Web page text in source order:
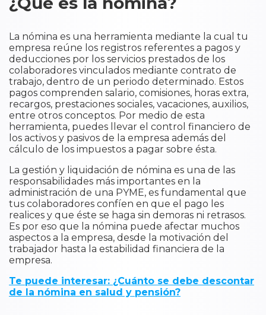
La nómina es una herramienta mediante la cual tu
empresa reúne los registros referentes a pagos y
deducciones por los servicios prestados de los
colaboradores vinculados mediante contrato de
trabajo, dentro de un periodo determinado. Estos
pagos comprenden salario, comisiones, horas extra,
recargos, prestaciones sociales, vacaciones, auxilios,
entre otros conceptos. Por medio de esta
herramienta, puedes llevar el control financiero de
los activos y pasivos de la empresa además del
cálculo de los impuestos a pagar sobre ésta.
La gestión y liquidación de nómina es una de las
responsabilidades más importantes en la
administración de una PYME, es fundamental que
tus colaboradores confíen en que el pago les
realices y que éste se haga sin demoras ni retrasos.
Es por eso que la nómina puede afectar muchos
aspectos a la empresa, desde la motivación del
trabajador hasta la estabilidad financiera de la
empresa.
Te puede interesar: ¿Cuánto se debe descontar
de la nómina en salud y pensión?